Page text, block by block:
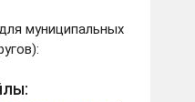
муниципальных